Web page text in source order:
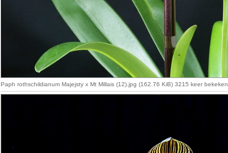
Paph rothschildianum Majejsty x Mt Millais (12).jpg (162.76 KiB) 3215 keer bekeken